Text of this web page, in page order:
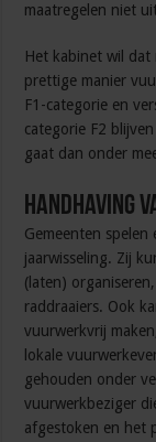
maatregelen niet
Het kabinet wil dat
prettige manier
F1-categorie en
categorie F2
gaat dan onder
Handhaving
Gemeenten
jaarwisseling. Zij
(laten)
raddraaiers. Ook
vuurwerkvrij
lokale
gehouden onder
vuurwerkbeziger
afgestoken en het